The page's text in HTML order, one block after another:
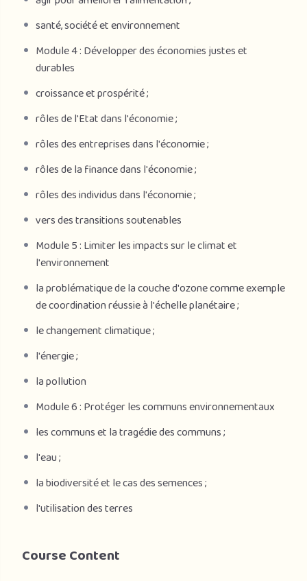
santé, société et environnement
Module 4 : Développer des économies justes et
durables
croissance et prospérité ;
rôles de l'Etat dans l'économie ;
rôles des entreprises dans l'économie ;
rôles de la finance dans l'économie ;
rôles des individus dans l'économie ;
vers des transitions soutenables
Module 5 : Limiter les impacts sur le climat et
l'environnement
la problématique de la couche d'ozone comme exemple
de coordination réussie à l'échelle planétaire ;
le changement climatique ;
l'énergie ;
la pollution
Module 6 : Protéger les communs environnementaux
les communs et la tragédie des communs ;
l'eau ;
la biodiversité et le cas des semences ;
l'utilisation des terres
Course Content